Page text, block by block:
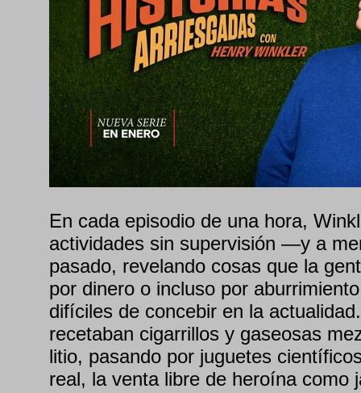
En cada episodio de una hora,
actividades sin supervisión —y a
pasado, revelando cosas que la
por dinero o incluso por
difíciles de concebir en la
recetaban cigarrillos y gaseosas
litio, pasando por juguetes
real, la venta libre de heroína como